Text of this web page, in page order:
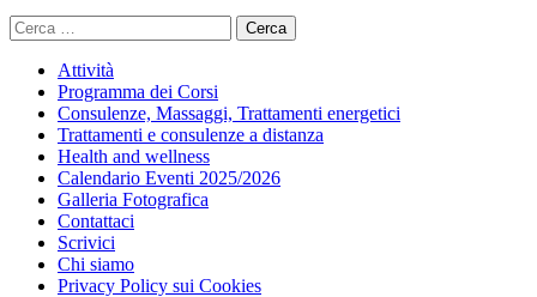
Ricerca
per:
Attività
Programma dei Corsi
Consulenze, Massaggi, Trattamenti energetici
Trattamenti e consulenze a distanza
Health and wellness
Calendario Eventi 2025/2026
Galleria Fotografica
Contattaci
Scrivici
Chi siamo
Privacy Policy sui Cookies